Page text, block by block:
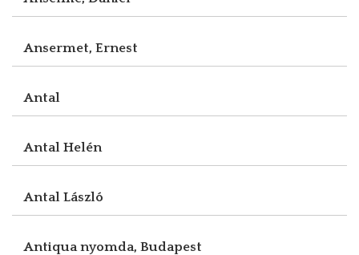
Ansermet, Ernest
Antal
Antal Helén
Antal László
Antiqua nyomda, Budapest